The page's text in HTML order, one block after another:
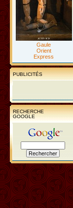
Gaule
Orient
Express
PUBLICITÉS
RECHERCHE
GOOGLE